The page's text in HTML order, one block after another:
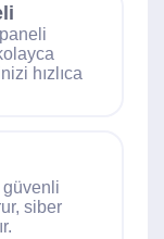
hızlıca
güvenli
siber